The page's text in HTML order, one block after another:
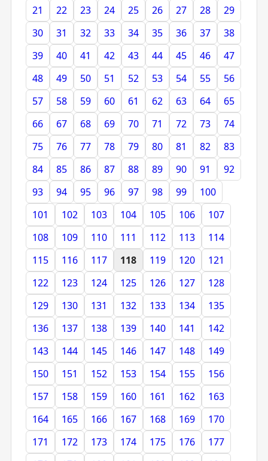
21
22 23 24 25 26 27 28
29
30
31 32 33 34 35 36 37
38
39
40 41 42 43 44 45 46
47
48
49 50 51 52 53 54 55
56
57
58 59 60 61 62 63 64
65
66
67 68 69 70 71 72 73
74
75
76 77 78 79 80 81 82
83
84
85 86 87 88 89 90 91
92
93
94 95 96 97 98 99
100
101
102 103 104 105 106
107
108
109 110 111 112 113
114
115
116 117 118 119 120
121
122
123 124 125 126 127
128
129
130 131 132 133 134
135
136
137 138 139 140 141
142
143
144 145 146 147 148
149
150
151 152 153 154 155
156
157
158 159 160 161 162
163
164
165 166 167 168 169
170
171
172 173 174 175 176
177